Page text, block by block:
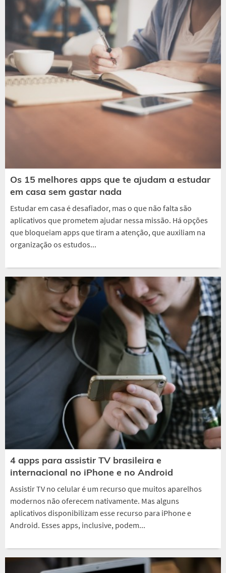
Os 15 melhores apps que te ajudam a estudar
em casa sem gastar nada
Estudar em casa é desafiador, mas o que não falta são
aplicativos que prometem ajudar nessa missão. Há opções
que bloqueiam apps que tiram a atenção, que auxiliam na
organização os estudos...
4 apps para assistir TV brasileira e
internacional no iPhone e no Android
Assistir TV no celular é um recurso que muitos aparelhos
modernos não oferecem nativamente. Mas alguns
aplicativos disponibilizam esse recurso para iPhone e
Android. Esses apps, inclusive, podem...